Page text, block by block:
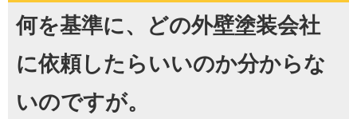
何を基準に、どの外壁塗装会社
に依頼したらいいのか分からな
いのですが。